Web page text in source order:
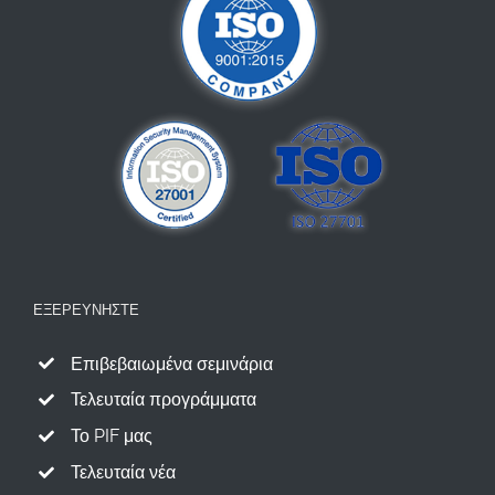
ΕΞΕΡΕΥΝΉΣΤΕ
Επιβεβαιωμένα σεμινάρια
Τελευταία προγράμματα
Το PIF μας
Τελευταία νέα